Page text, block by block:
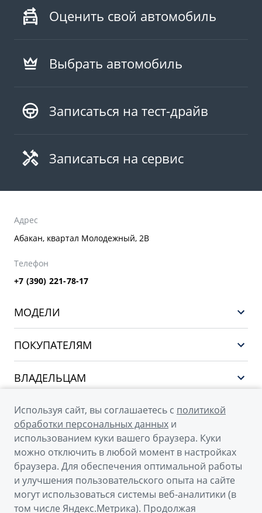
Оценить свой автомобиль
Выбрать автомобиль
Записаться на тест-драйв
Записаться на сервис
Адрес
Абакан, квартал Молодежный, 2В
Телефон
+7 (390) 221-78-17
МОДЕЛИ
EX5
CITYRAY
ATLAS
OKAVANGO
MONJARO
Архивные модели
ПОКУПАТЕЛЯМ
Финансы и услуги
ВЛАДЕЛЬЦАМ
Поддержка
О КОМПАНИИ
О бренде GEELY
О дилерском центре
Новости
Наша команда
© 2026
Официальный сайт Geely в России
Используя сайт, вы соглашаетесь с политикой
обработки персональных данных и
использованием куки вашего браузера. Куки
можно отключить в любой момент в настройках
браузера. Для обеспечения оптимальной работы
и улучшения пользовательского опыта на сайте
могут использоваться системы веб-аналитики (в
том числе Яндекс.Метрика). Продолжая